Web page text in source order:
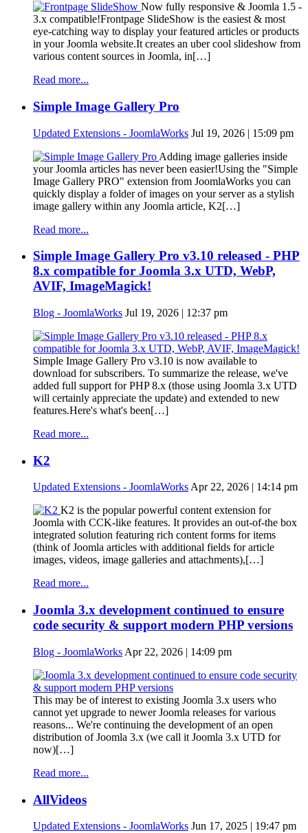
Now fully responsive & Joomla 1.5 -
3.x compatible!Frontpage SlideShow is the easiest & most
eye-catching way to display your featured articles or products
in your Joomla website.It creates an uber cool slideshow from
various content sources in Joomla, in[…]
Read more...
Simple Image Gallery Pro
Updated Extensions - JoomlaWorks Jul 19, 2026 | 15:09 pm
Adding image galleries inside
your Joomla articles has never been easier!Using the "Simple
Image Gallery PRO" extension from JoomlaWorks you can
quickly display a folder of images on your server as a stylish
image gallery within any Joomla article, K2[…]
Read more...
Simple Image Gallery Pro v3.10 released - PHP
8.x compatible for Joomla 3.x UTD, WebP,
AVIF, ImageMagick!
Blog - JoomlaWorks Jul 19, 2026 | 12:37 pm
Simple Image Gallery Pro v3.10 is now available to
download for subscribers. To summarize the release, we've
added full support for PHP 8.x (those using Joomla 3.x UTD
will certainly appreciate the update) and extended to new
features.Here's what's been[…]
Read more...
K2
Updated Extensions - JoomlaWorksApr 22, 2026 | 14:14 pm
K2 is the popular powerful content extension for
Joomla with CCK-like features. It provides an out-of-the box
integrated solution featuring rich content forms for items
(think of Joomla articles with additional fields for article
images, videos, image galleries and attachments),[…]
Read more...
Joomla 3.x development continued to ensure
code security & support modern PHP versions
Blog - JoomlaWorks Apr 22, 2026 | 14:09 pm
This may be of interest to existing Joomla 3.x users who
cannot yet upgrade to newer Joomla releases for various
reasons... We're continuing the development of an open
distribution of Joomla 3.x (we call it Joomla 3.x UTD for
now)[…]
Read more...
AllVideos
Updated Extensions - JoomlaWorks Jun 17, 2025 | 19:47 pm